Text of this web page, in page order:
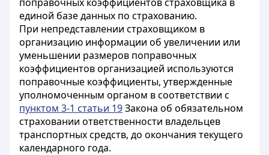
единой базе данных по страхованию.
При непредставлении страховщиком в
организацию информации об увеличении или
уменьшении размеров поправочных
коэффициентов организацией используются
поправочные коэффициенты, утвержденные
уполномоченным органом в соответствии с
пунктом 3-1 статьи 19Закона об обязательном
страховании ответственности владельцев
транспортных средств, до окончания текущего
календарного года.